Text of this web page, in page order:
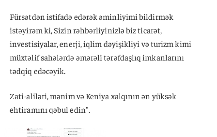
Fürsətdən istifadə edərək əminliyimi bildirmək
istəyirəm ki, Sizin rəhbərliyinizlə biz ticarət,
investisiyalar, enerji, iqlim dəyişikliyi və turizm kimi
müxtəlif sahələrdə əmərəli tərəfdaşlıq imkanlarını
tədqiq edəcəyik.
Zati-aliləri, mənim və Keniya xalqının ən yüksək
ehtiramını qəbul edin".